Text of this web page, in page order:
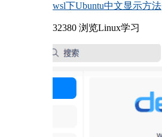
wsl下Ubuntu中文显示方法
32380 浏览Linux学习